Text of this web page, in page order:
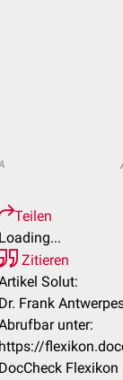
Teilen
Loading...
Zitieren
Solut:
Dr. Frank
unter:
https://
DocCheck